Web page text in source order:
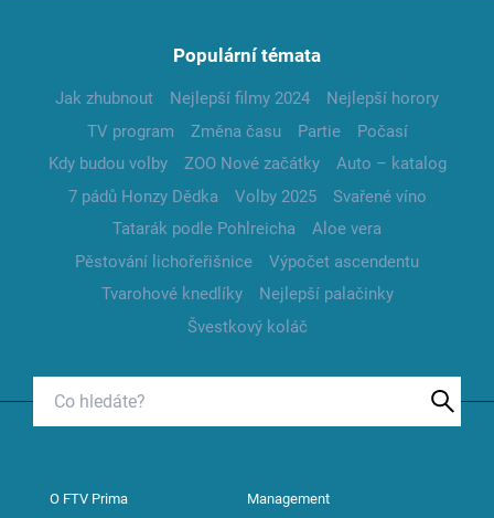
Populární témata
Jak zhubnout Nejlepší filmy 2024
Nejlepší horory
TV program
Změna času Partie
Počasí
Kdy budou volby
ZOO Nové začátky
Auto – katalog
7 pádů Honzy Dědka
Volby 2025
Svařené víno
Tatarák podle Pohlreicha
Aloe vera
Pěstování lichořeřišnice
Výpočet ascendentu
Tvarohové knedlíky
Nejlepší palačinky
Švestkový koláč
O FTV Prima Management